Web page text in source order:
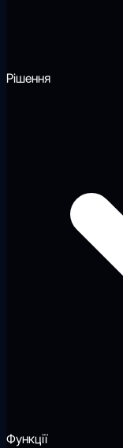
Рішення
Функції